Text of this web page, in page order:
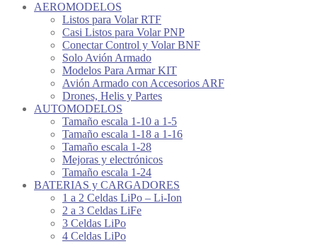
AEROMODELOS
Listos para Volar RTF
Casi Listos para Volar PNP
Conectar Control y Volar BNF
Solo Avión Armado
Modelos Para Armar KIT
Avión Armado con Accesorios ARF
Drones, Helis y Partes
AUTOMODELOS
Tamaño escala 1-10 a 1-5
Tamaño escala 1-18 a 1-16
Tamaño escala 1-28
Mejoras y electrónicos
Tamaño escala 1-24
BATERIAS y CARGADORES
1 a 2 Celdas LiPo – Li-Ion
2 a 3 Celdas LiFe
3 Celdas LiPo
4 Celdas LiPo